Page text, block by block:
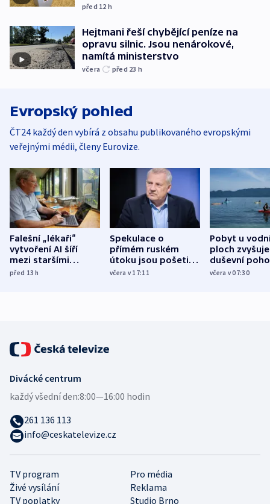
před 12 h
Hejtmani řeší chybějící peníze na
opravu silnic. Jsou nenárokové,
namítá ministerstvo
včera před 23 h
Evropský pohled
ČT24 každý den vybírá z obsahu publikovaného evropskými
veřejnými médii, členy Eurovize.
Falešní „lékaři“
vytvoření AI šíří
mezi staršími
Poláky nebezpečné
před 13h
Spekulace o
přímém ruském
útoku jsou pošetilé,
míní estonský
včera v 17:11
Pobyt u
ploch zvyšuje
duševní
ukázala
včera v 07:30
TV program
Pro média
Živé vysílání
Reklama
TV poplatky
Studio Brno
Divácké centrum
každý všední den:8:00—16:00 hodin
261 136 113
info@ceskatelevize.cz